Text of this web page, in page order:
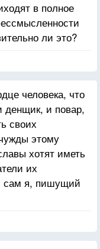
в полное
ли это?
человека, что
денщик, и повар,
своих
этому
хотят иметь
их
сам я, пишущий
а равно